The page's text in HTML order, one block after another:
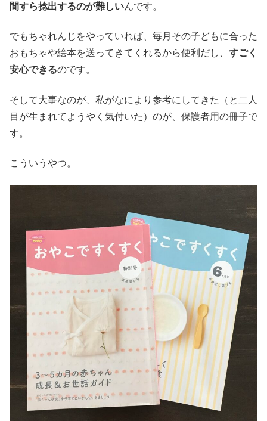
間すら捻出するのが難しいんです。
でもちゃれんじをやっていれば、毎月その子どもに合った
おもちゃや絵本を送ってきてくれるから便利だし、 すごく
安心できるのです。
そして大事なのが、私がなにより参考にしてきた（と二人
目が生まれてようやく気付いた）のが、保護者用の冊子で
す。
こういうやつ。